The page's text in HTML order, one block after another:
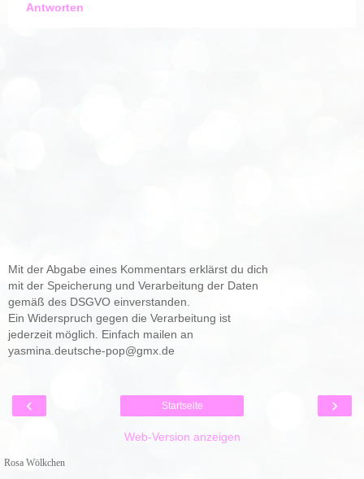
Antworten
Mit der Abgabe eines Kommentars erklärst du dich
mit der Speicherung und Verarbeitung der Daten
gemäß des DSGVO einverstanden.
Ein Widerspruch gegen die Verarbeitung ist
jederzeit möglich. Einfach mailen an
yasmina.deutsche-pop@gmx.de
‹ ›
Startseite
Web-Version anzeigen
Rosa Wölkchen